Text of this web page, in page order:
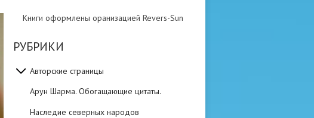
Книги оформлены оранизацией Revers-Sun
РУБРИКИ
Авторские страницы
Арун Шарма. Обогащающие цитаты.
Наследие северных народов